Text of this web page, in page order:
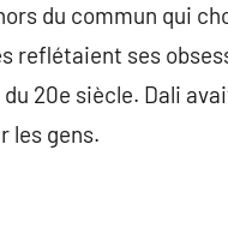
du commun qui
reflétaient ses
20e siècle. Dali
les gens.